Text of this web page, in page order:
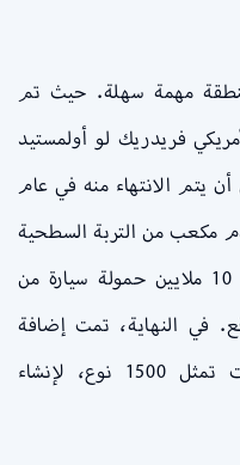
مهمة سهلة. حيث تم
فريدريك لو أولمستيد
يتم الانتهاء منه في عام
جلب أكثر من 500000 قدم مكعب من التربة السطحية
من نيوجيرسي، وتمت إزالة أكثر من 10 ملايين حمولة سيارة من
في النهاية، تمت إضافة
أربعة ملايين شجرة وشجيرة ونبات تمثل 1500 نوع، لإنشاء